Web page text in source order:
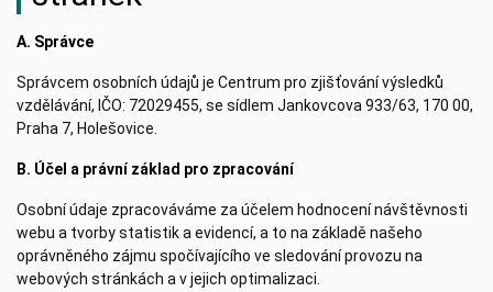
A. Správce
Správcem osobních údajů je Centrum pro zjišťování výsledků
vzdělávání, IČO: 72029455, se sídlem Jankovcova 933/63, 170 00,
Praha 7, Holešovice.
B. Účel a právní základ pro zpracování
Osobní údaje zpracováváme za účelem hodnocení návštěvnosti
webu a tvorby statistik a evidencí, a to na základě našeho
oprávněného zájmu spočívajícího ve sledování provozu na
webových stránkách a v jejich optimalizaci.